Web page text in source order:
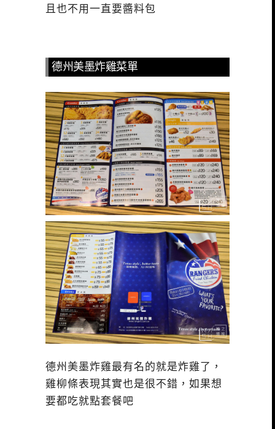
且也不用一直要醬料包
德州美墨炸雞菜單
德州美墨炸雞最有名的就是炸雞了，
雞柳條表現其實也是很不錯，如果想
要都吃就點套餐吧